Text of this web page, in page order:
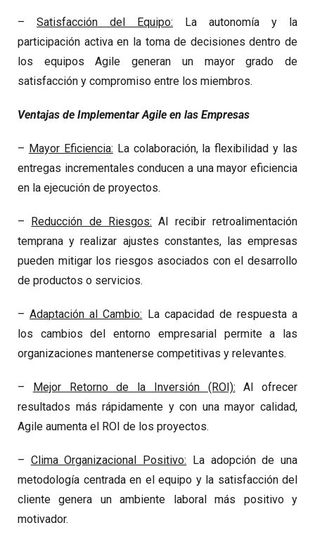
– Satisfacción del Equipo: La autonomía y la
participación activa en la toma de decisiones dentro de
los equipos Agile generan un mayor grado de
satisfacción y compromiso entre los miembros.
Ventajas de Implementar Agile en las Empresas
– Mayor Eficiencia: La colaboración, la flexibilidad y las
entregas incrementales conducen a una mayor eficiencia
en la ejecución de proyectos.
– Reducción de Riesgos: Al recibir retroalimentación
temprana y realizar ajustes constantes, las empresas
pueden mitigar los riesgos asociados con el desarrollo
de productos o servicios.
–Adaptación al Cambio: La capacidad de respuesta a
los cambios del entorno empresarial permite a las
organizaciones mantenerse competitivas y relevantes.
– Mejor Retorno de la Inversión (ROI): Al ofrecer
resultados más rápidamente y con una mayor calidad,
Agile aumenta el ROI de los proyectos.
– Clima Organizacional Positivo: La adopción de una
metodología centrada en el equipo y la satisfacción del
cliente genera un ambiente laboral más positivo y
motivador.